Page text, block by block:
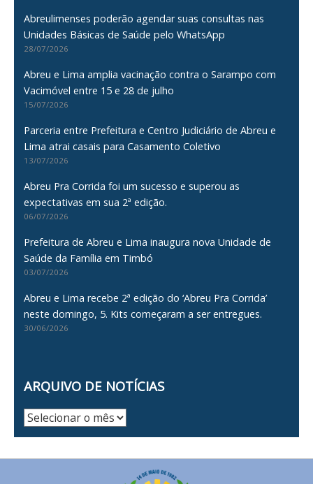
Abreulimenses poderão agendar suas consultas nas
Unidades Básicas de Saúde pelo WhatsApp
28/07/2026
Abreu e Lima amplia vacinação contra o Sarampo com
Vacimóvel entre 15 e 28 de julho
15/07/2026
Parceria entre Prefeitura e Centro Judiciário de Abreu e
Lima atrai casais para Casamento Coletivo
13/07/2026
Abreu Pra Corrida foi um sucesso e superou as
expectativas em sua 2ª edição.
06/07/2026
Prefeitura de Abreu e Lima inaugura nova Unidade de
Saúde da Família em Timbó
03/07/2026
Abreu e Lima recebe 2ª edição do ‘Abreu Pra Corrida’
neste domingo, 5. Kits começaram a ser entregues.
30/06/2026
ARQUIVO DE NOTÍCIAS
Arquivo